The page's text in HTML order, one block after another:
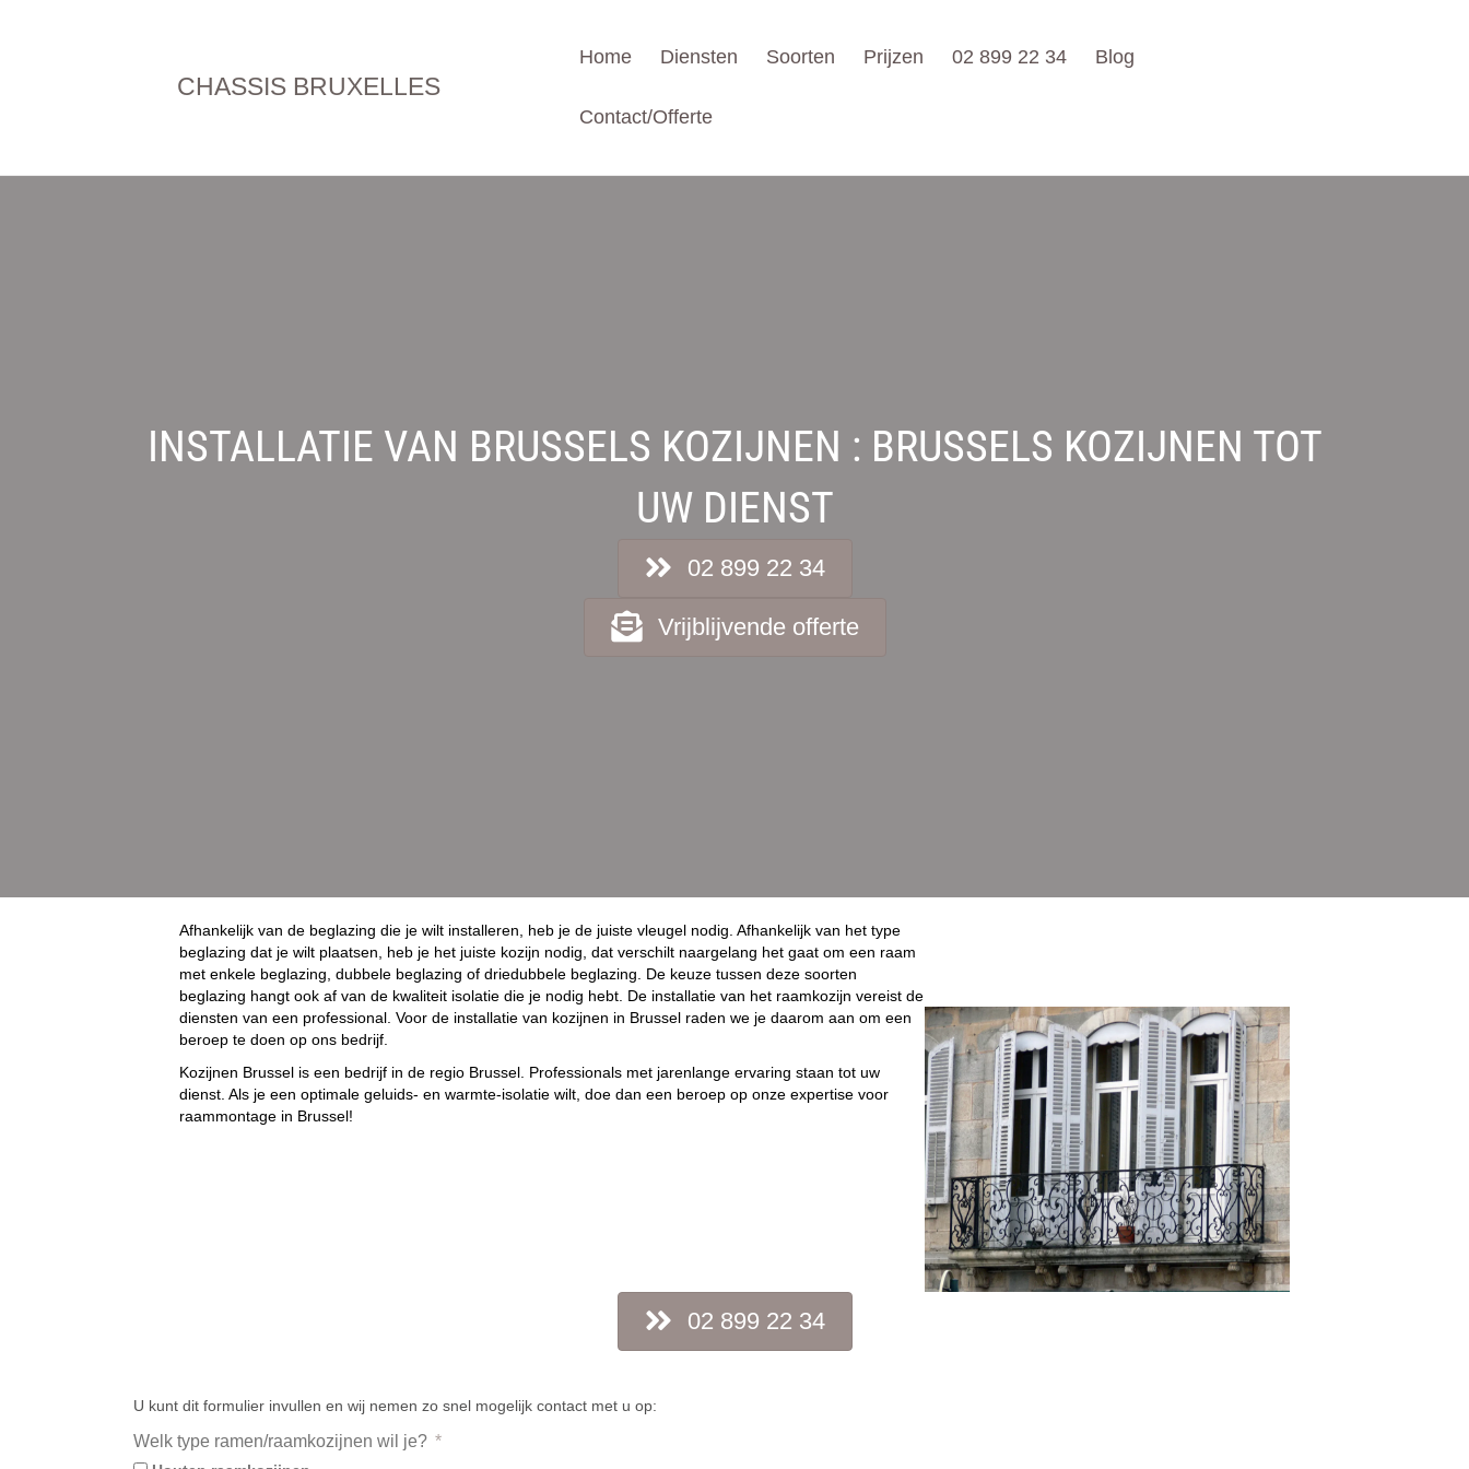
CHASSIS BRUXELLES
Home Diensten Soorten Prijzen 02 899 22 34 Blog
Contact/Offerte
INSTALLATIE VAN BRUSSELS KOZIJNEN : BRUSSELS KOZIJNEN TOT
UW DIENST
02 899 22 34
Vrijblijvende offerte
Afhankelijk van de beglazing die je wilt installeren, heb je de juiste vleugel nodig. Afhankelijk van het type
beglazing dat je wilt plaatsen, heb je het juiste kozijn nodig, dat verschilt naargelang het gaat om een raam
met enkele beglazing, dubbele beglazing of driedubbele beglazing. De keuze tussen deze soorten
beglazing hangt ook af van de kwaliteit isolatie die je nodig hebt. De installatie van het raamkozijn vereist de
diensten van een professional. Voor de installatie van kozijnen in Brussel raden we je daarom aan om een
beroep te doen op ons bedrijf.
Kozijnen Brusselis een bedrijf in de regio Brussel. Professionals met jarenlange ervaring staan tot uw
dienst. Als je een optimale geluids- en warmte-isolatie wilt, doe dan een beroep op onze expertise voor
raammontage in Brussel!
02 899 22 34
U kunt dit formulier invullen en wij nemen zo snel mogelijk contact met u op:
Welk type ramen/raamkozijnen wil je?